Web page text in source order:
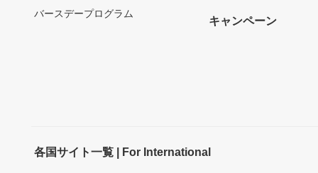
バースデープログラム
キャンペーン
各国サイト一覧 | For International